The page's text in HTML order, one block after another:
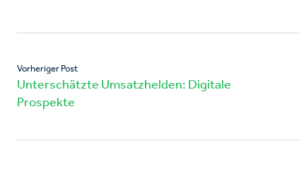
Vorheriger Post
Unterschätzte Umsatzhelden: Digitale
Prospekte